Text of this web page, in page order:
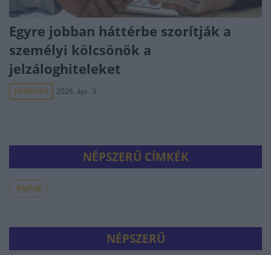
Egyre jobban háttérbe szorítják a
személyi kölcsönök a
jelzáloghiteleket
PÉNZÜGY 2026. ápr. 3.
NÉPSZERŰ CÍMKÉK
#MNB
NÉPSZERŰ